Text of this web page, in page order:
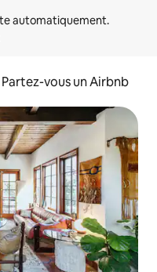
Partez-vous un Airbnb